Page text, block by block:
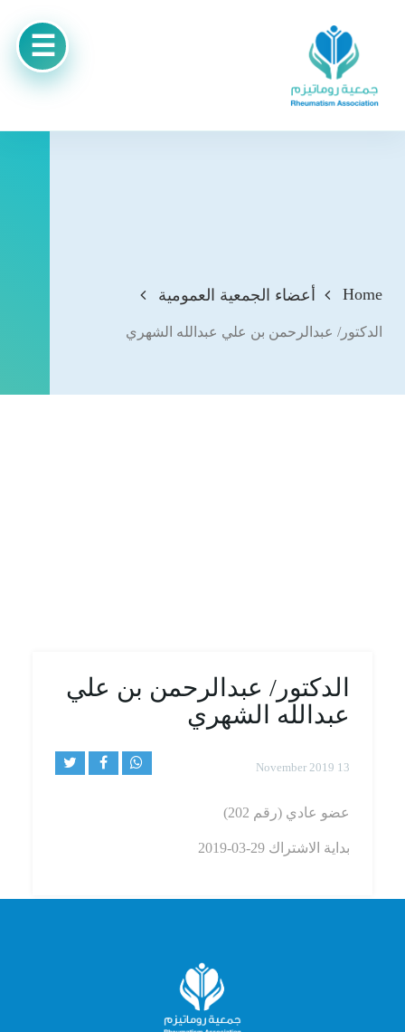
Home أعضاء الجمعية العمومية
الدكتور/ عبدالرحمن بن علي عبدالله الشهري
الدكتور/ عبدالرحمن بن علي
عبدالله الشهري
13 November 2019
عضو عادي (رقم 202)
بداية الاشتراك 29-03-2019